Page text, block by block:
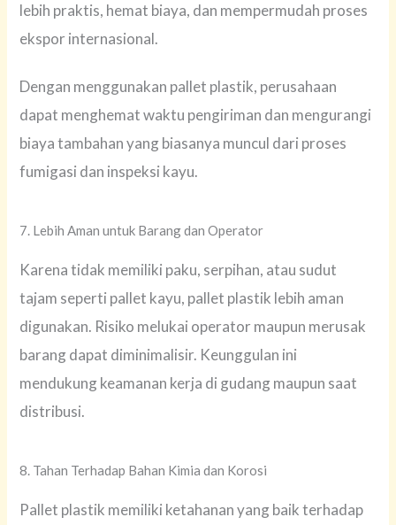
lebih praktis, hemat biaya, dan mempermudah proses
ekspor internasional.
Dengan menggunakan pallet plastik, perusahaan
dapat menghemat waktu pengiriman dan mengurangi
biaya tambahan yang biasanya muncul dari proses
fumigasi dan inspeksi kayu.
7. Lebih Aman untuk Barang dan Operator
Karena tidak memiliki paku, serpihan, atau sudut
tajam seperti pallet kayu, pallet plastik lebih aman
digunakan. Risiko melukai operator maupun merusak
barang dapat diminimalisir. Keunggulan ini
mendukung keamanan kerja di gudang maupun saat
distribusi.
8. Tahan Terhadap Bahan Kimia dan Korosi
Pallet plastik memiliki ketahanan yang baik terhadap